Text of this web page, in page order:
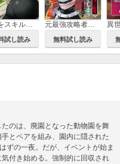
経験をスキルにする万能な能力を手に入れて、最強の探索者になりました～JKと一緒にダンジョン探索で成り上がる～
試し読み
元最強攻略者、望まぬダンジョン配信で無双してしまう～コーチの依頼をしてきたのは大人気アイドルでした～
無料試し読み
のは、廃園となった動物園を舞
とペアを組み、園内に隠された
ずの一夜。だが、イベントが始ま
付き始める。強制的に回収され